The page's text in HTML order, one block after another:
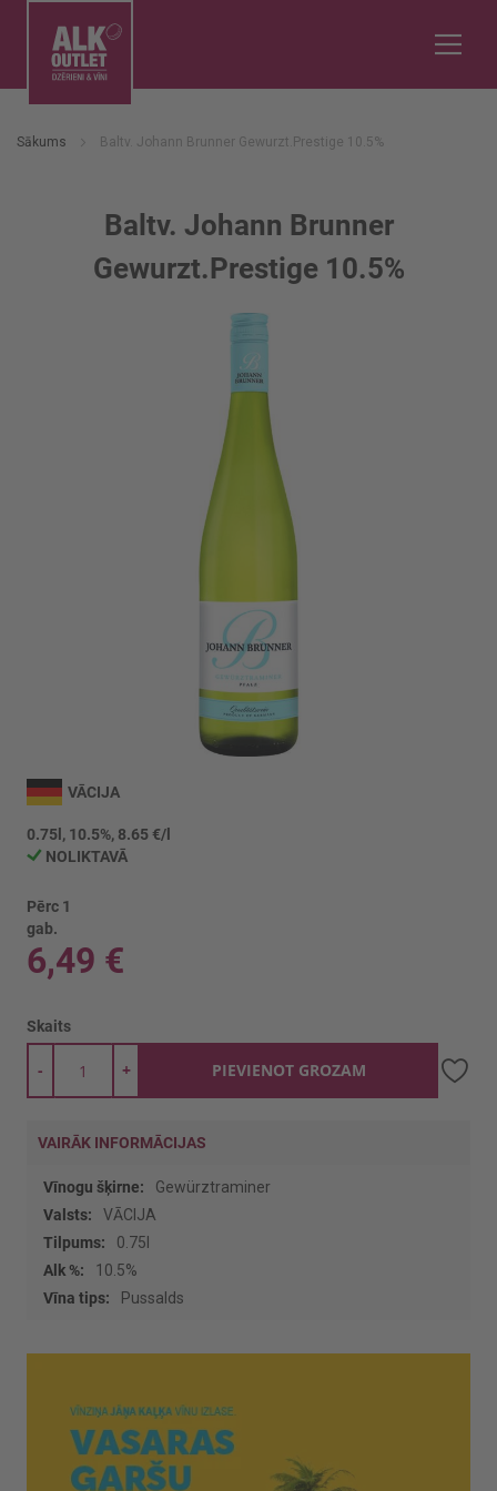
Sākums Baltv. Johann Brunner Gewurzt.Prestige 10.5%
Baltv. Johann Brunner
Gewurzt.Prestige 10.5%
uz
galerijas
sākumu
VĀCIJA
0.75l, 10.5%, 8.65 €/l
NOLIKTAVĀ
Pērc 1
gab.
6,49 €
Skaits
+
- PIEVIENOT GROZAM
VAIRĀK INFORMĀCIJAS
Vairāk
informācijas
Gewürztraminer
VĀCIJA
0.75l
10.5%
Pussalds